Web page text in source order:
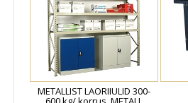
METALLIST LAORIIULID 300-